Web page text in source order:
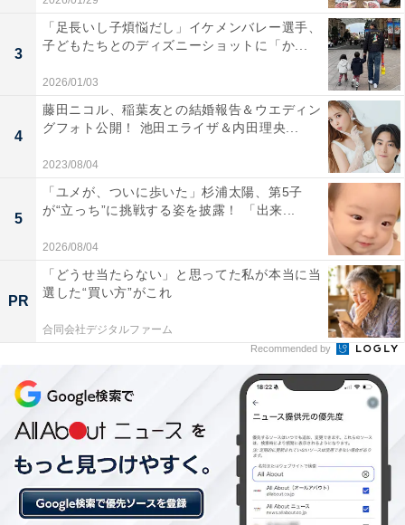
3
「足長いし子煩悩だし」イケメンバレー選手、
子どもたちとのディズニーショットに「か...
2026/01/03
4
藤田ニコル、稲葉友との結婚報告＆ウエディン
グフォト公開！ 池田エライザ＆内田理央...
2023/08/04
5
「ユメが、ついに歩いた」杉浦太陽、第5子
が“立っち”に挑戦する姿を披露！ 「出来...
2026/08/04
PR
「どうせ当たらない」と思ってた私が本当に当
選した“買い方”がこれ
合同会社デジタルファーム
Recommended by